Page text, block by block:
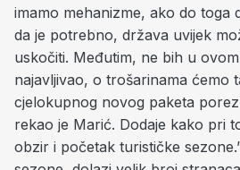
imamo mehanizme, ako do toga
da je potrebno, država uvijek
uskočiti. Međutim, ne bih u
najavljivao, o trošarinama ćemo
cjelokupnog novog paketa
rekao je Marić. Dodaje kako pri
obzir i početak turističke